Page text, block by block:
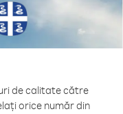
de calitate către
orice număr din